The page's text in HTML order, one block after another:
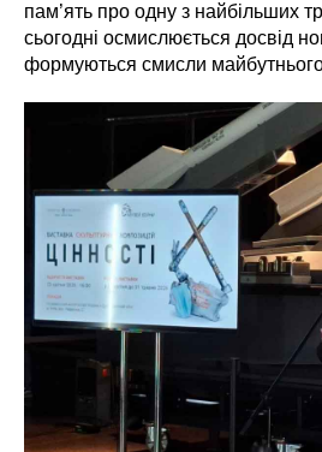
пам’ять про одну з найбільших
сьогодні осмислюється досвід
формуються смисли